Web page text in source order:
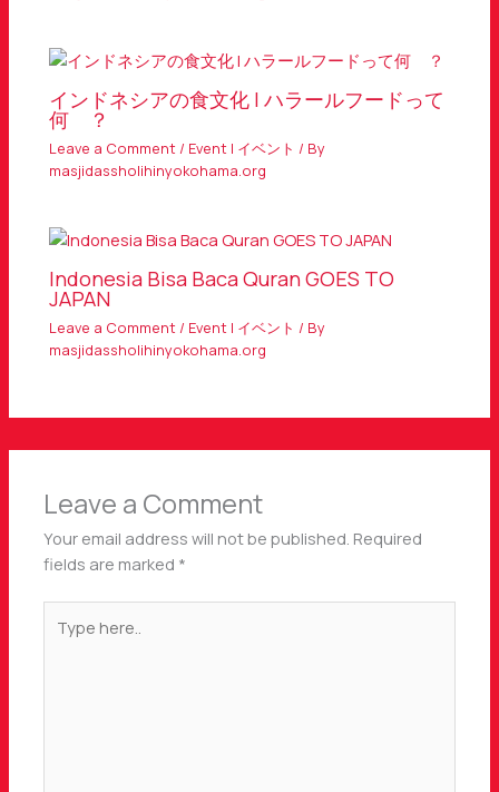
インドネシアの食文化 | ハラールフードって
何 ？
Leave a Comment / Event | イベント / By
masjidassholihinyokohama.org
Indonesia Bisa Baca Quran GOES TO
JAPAN
Leave a Comment / Event | イベント / By
masjidassholihinyokohama.org
Leave a Comment
Your email address will not be published. Required
fields are marked *
here..